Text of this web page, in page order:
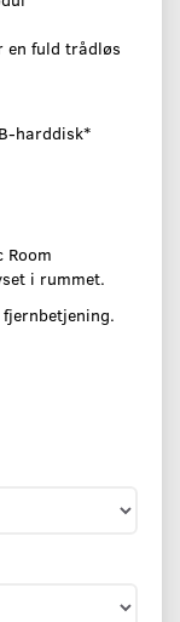
en fuld trådløs
harddisk*
i rummet.